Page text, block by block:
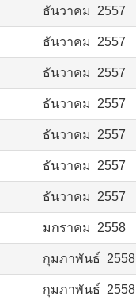
ธันวาคม 2557
ธันวาคม 2557
ธันวาคม 2557
ธันวาคม 2557
ธันวาคม 2557
ธันวาคม 2557
ธันวาคม 2557
มกราคม 2558
กุมภาพันธ์ 2558
กุมภาพันธ์ 2558